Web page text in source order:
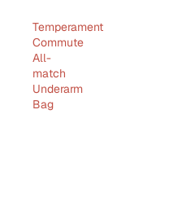
Temperament
Commute
All-
match
Underarm
Bag